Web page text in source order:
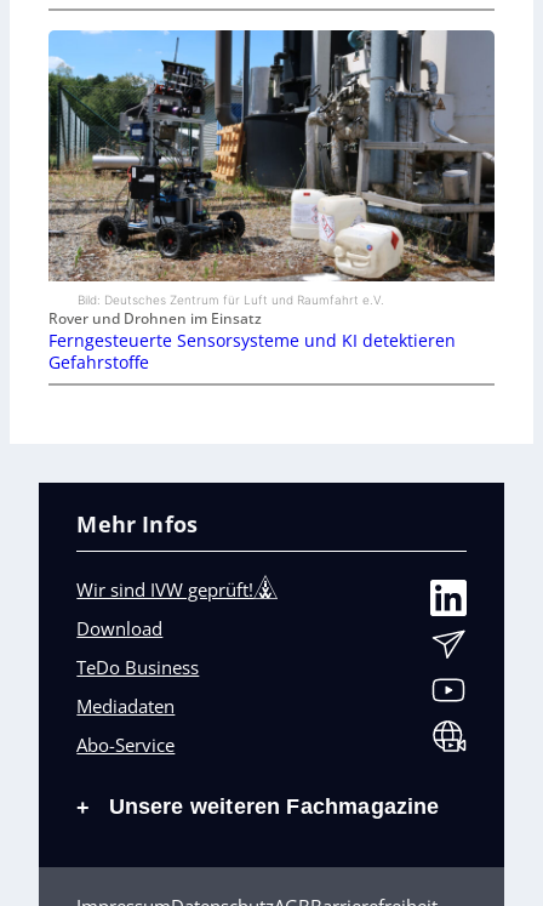
Bild: Deutsches Zentrum für Luft und Raumfahrt e.V.
Rover und Drohnen im Einsatz
Ferngesteuerte Sensorsysteme und KI detektieren
Gefahrstoffe
Mehr Infos
Wir sind IVW geprüft!
Download
TeDo Business
Mediadaten
Abo-Service
+ Unsere weiteren Fachmagazine